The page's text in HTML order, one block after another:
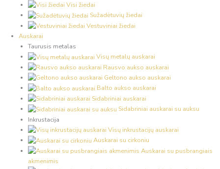
Visi žiedai
Sužadėtuvių žiedai
Vestuviniai žiedai
Auskarai
Taurusis metalas
Visų metalų auskarai
Rausvo aukso auskarai
Geltono aukso auskarai
Balto aukso auskarai
Sidabriniai auskarai
Sidabriniai auskarai su auksu
Inkrustacija
Visų inkrustacijų auskarai
Auskarai su cirkoniu
Auskarai su pusbrangiais
akmenimis